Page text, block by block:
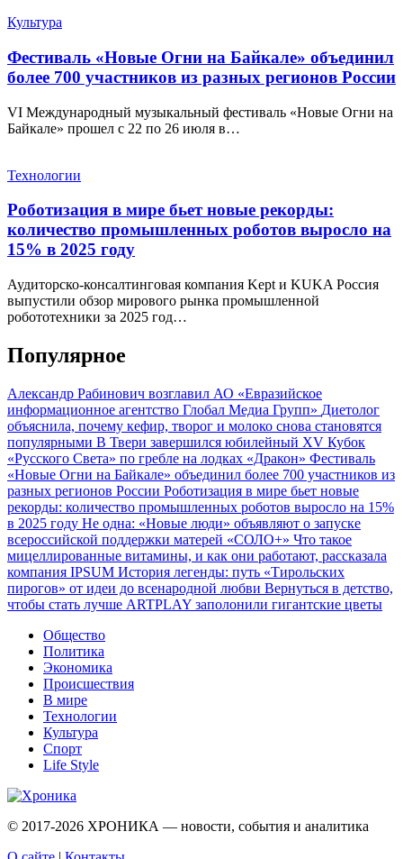
Культура
Фестиваль «Новые Огни на Байкале» объединил
более 700 участников из разных регионов России
VI Международный музыкальный фестиваль «Новые Огни на
Байкале» прошел с 22 по 26 июля в…
Технологии
Роботизация в мире бьет новые рекорды:
количество промышленных роботов выросло на
15% в 2025 году
Аудиторско-консалтинговая компания Kept и KUKA Россия
выпустили обзор мирового рынка промышленной
робототехники за 2025 год…
Популярное
Александр Рабинович возглавил АО «Евразийское
информационное агентство Глобал Медиа Групп» Диетолог
объяснила, почему кефир, творог и молоко снова становятся
популярными В Твери завершился юбилейный XV Кубок
«Русского Света» по гребле на лодках «Дракон» Фестиваль
«Новые Огни на Байкале» объединил более 700 участников из
разных регионов России Роботизация в мире бьет новые
рекорды: количество промышленных роботов выросло на 15%
в 2025 году Не одна: «Новые люди» объявляют о запуске
всероссийской поддержки матерей «СОЛО+» Что такое
мицеллированные витамины, и как они работают, рассказала
компания IPSUM История легенды: путь «Тирольских
пирогов» от идеи до всенародной любви Вернуться в детство,
чтобы стать лучше ARTPLAY заполонили гигантские цветы
Общество
Политика
Экономика
Происшествия
В мире
Технологии
Культура
Спорт
Life Style
© 2017-2026 ХРОНИКА — новости, события и аналитика